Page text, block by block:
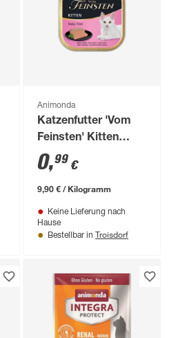
Animonda
Katzenfutter 'Vom
Feinsten' Kitten
Baby Paté 100 g
0,99 €
9,90 € / Kilogramm
Keine Lieferung nach
Hause
Bestellbar in Troisdorf